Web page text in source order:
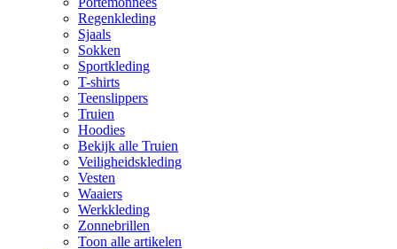
Regenkleding
Sjaals
Sokken
Sportkleding
T-shirts
Teenslippers
Truien
Hoodies
Bekijk alle Truien
Veiligheidskleding
Vesten
Waaiers
Werkkleding
Zonnebrillen
Toon alle artikelen